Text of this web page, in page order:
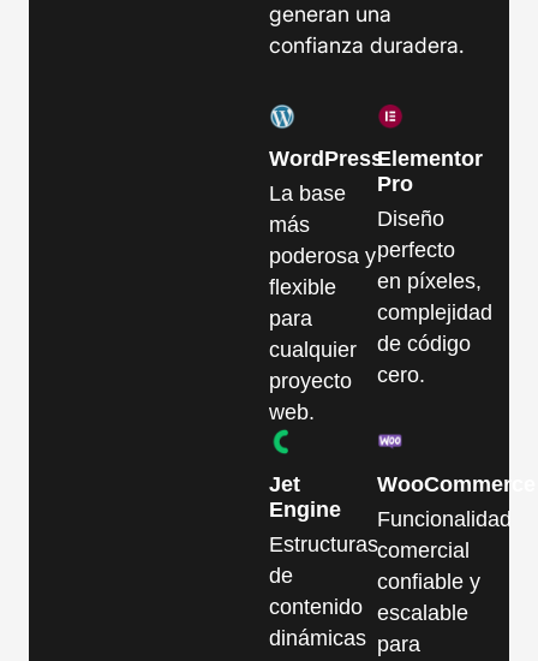
generan una
confianza duradera.
WordPress
La base
más
poderosa y
flexible
para
cualquier
proyecto
web.
Elementor
Pro
Diseño
perfecto
en píxeles,
complejidad
de código
cero.
Jet
Engine
Estructuras
de
contenido
dinámicas
WooCommerce
Funcionalidad
comercial
confiable y
escalable
para